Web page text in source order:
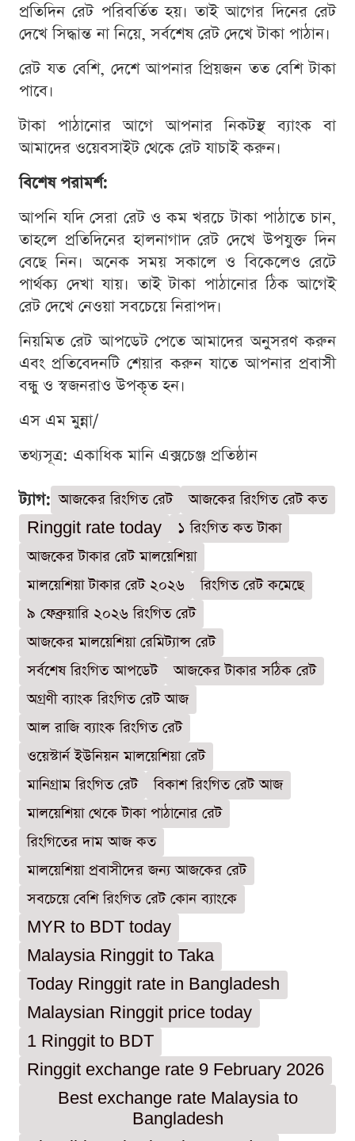
প্রতিদিন রেট পরিবর্তিত হয়। তাই আগের দিনের রেট
দেখে সিদ্ধান্ত না নিয়ে, সর্বশেষ রেট দেখে টাকা পাঠান।
রেট যত বেশি, দেশে আপনার প্রিয়জন তত বেশি টাকা
পাবে।
টাকা পাঠানোর আগে আপনার নিকটস্থ ব্যাংক বা
আমাদের ওয়েবসাইট থেকে রেট যাচাই করুন।
বিশেষ পরামর্শ:
আপনি যদি সেরা রেট ও কম খরচে টাকা পাঠাতে চান,
তাহলে প্রতিদিনের হালনাগাদ রেট দেখে উপযুক্ত দিন
বেছে নিন। অনেক সময় সকালে ও বিকেলেও রেটে
পার্থক্য দেখা যায়। তাই টাকা পাঠানোর ঠিক আগেই
রেট দেখে নেওয়া সবচেয়ে নিরাপদ।
নিয়মিত রেট আপডেট পেতে আমাদের অনুসরণ করুন
এবং প্রতিবেদনটি শেয়ার করুন যাতে আপনার প্রবাসী
বন্ধু ও স্বজনরাও উপকৃত হন।
এস এম মুন্না/
তথ্যসূত্র: একাধিক মানি এক্সচেঞ্জ প্রতিষ্ঠান
ট্যাগ: আজকের রিংগিত রেট
আজকের রিংগিত রেট কত
Ringgit rate today
১ রিংগিত কত টাকা
আজকের টাকার রেট মালয়েশিয়া
মালয়েশিয়া টাকার রেট ২০২৬
রিংগিত রেট কমেছে
৯ ফেব্রুয়ারি ২০২৬ রিংগিত রেট
আজকের মালয়েশিয়া রেমিট্যান্স রেট
সর্বশেষ রিংগিত আপডেট
আজকের টাকার সঠিক রেট
অগ্রণী ব্যাংক রিংগিত রেট আজ
আল রাজি ব্যাংক রিংগিত রেট
ওয়েস্টার্ন ইউনিয়ন মালয়েশিয়া রেট
মানিগ্রাম রিংগিত রেট
বিকাশ রিংগিত রেট আজ
মালয়েশিয়া থেকে টাকা পাঠানোর রেট
রিংগিতের দাম আজ কত
মালয়েশিয়া প্রবাসীদের জন্য আজকের রেট
সবচেয়ে বেশি রিংগিত রেট কোন ব্যাংকে
MYR to BDT today
Malaysia Ringgit to Taka
Today Ringgit rate in Bangladesh
Malaysian Ringgit price today
1 Ringgit to BDT
Ringgit exchange rate 9 February 2026
Best exchange rate Malaysia to
Bangladesh